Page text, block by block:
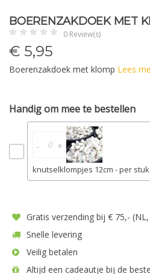
BOERENZAKDOEK MET
0 Review(s)
€ 5,95
Boerenzakdoek met klomp Lees
Handig om mee te bestellen
- +
knutselklompjes 12cm - per
Gratis verzending bij € 75,- (NL,
Snelle levering
Veilig betalen
Altijd een cadeautje bij de